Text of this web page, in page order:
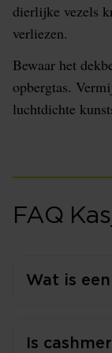
dierlijke vezels
verliezen.
Bewaar het
opbergtas.
luchtdichte
FAQ
Wat is
Is